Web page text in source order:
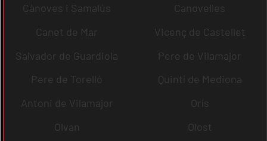
Cànoves i Samalús
Canovelles
Canet de Mar
Vicenç de Castellet
Salvador de Guardiola
Pere de Vilamajor
Pere de Torelló
Quintí de Mediona
Antoni de Vilamajor
Orís
Olvan
Olost